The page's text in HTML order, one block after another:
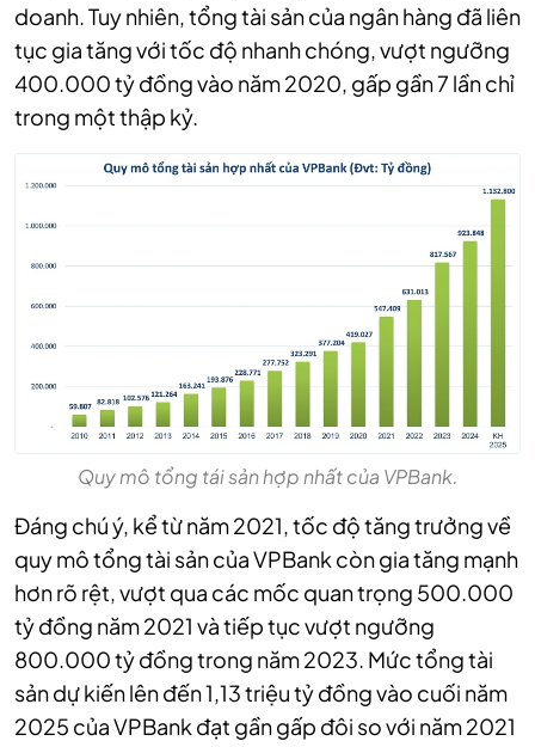
doanh. Tuy nhiên, tổng tài sản của ngân hàng đã liên
tục gia tăng với tốc độ nhanh chóng, vượt ngưỡng
400.000 tỷ đồng vào năm 2020, gấp gần 7 lần chỉ
trong một thập kỷ.
Quy mô tổng tái sản hợp nhất của VPBank.
Đáng chú ý, kể từ năm 2021, tốc độ tăng trưởng về
quy mô tổng tài sản của VPBank còn gia tăng mạnh
hơn rõ rệt, vượt qua các mốc quan trọng 500.000
tỷ đồng năm 2021 và tiếp tục vượt ngưỡng
800.000 tỷ đồng trong năm 2023. Mức tổng tài
sản dự kiến lên đến 1,13 triệu tỷ đồng vào cuối năm
2025 của VPBank đạt gần gấp đôi so với năm 2021